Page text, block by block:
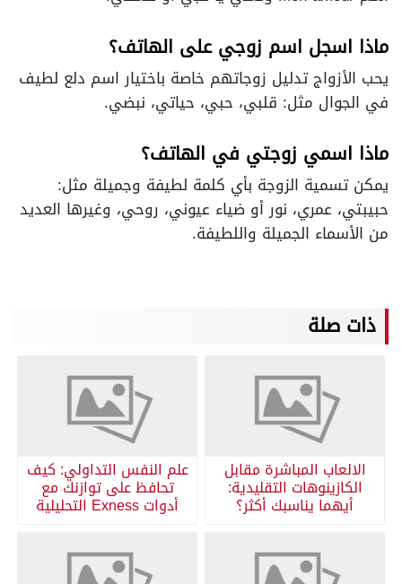
ماذا اسجل اسم زوجي على الهاتف؟
يحب الأزواج تدليل زوجاتهم خاصة باختيار اسم دلع لطيف
في الجوال مثل: قلبي، حبي، حياتي، نبضي.
ماذا اسمي زوجتي في الهاتف؟
يمكن تسمية الزوجة بأي كلمة لطيفة وجميلة مثل:
حبيبتي، عمري، نور أو ضياء عيوني، روحي، وغيرها العديد
من الأسماء الجميلة واللطيفة.
ذات صلة
الالعاب المباشرة مقابل
الكازينوهات التقليدية:
أيهما يناسبك أكثر؟
علم النفس التداولي: كيف
تحافظ على توازنك مع
أدوات Exness التحليلية